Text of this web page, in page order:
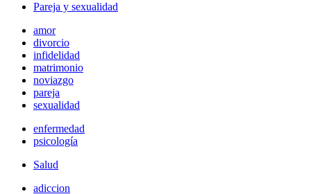
Pareja y sexualidad
amor
divorcio
infidelidad
matrimonio
noviazgo
pareja
sexualidad
enfermedad
psicología
Salud
adiccion